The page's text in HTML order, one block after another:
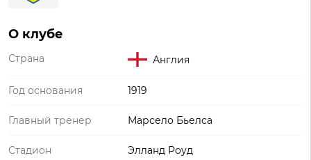
О клубе
Страна Англия
Год основания 1919
Главный тренер Марсело Бьелса
Стадион Элланд Роуд